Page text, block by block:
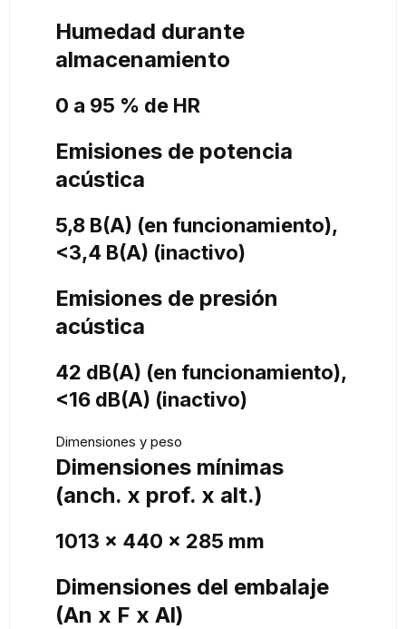
Humedad durante
almacenamiento
0 a 95 % de HR
Emisiones de potencia
acústica
5,8 B(A) (en funcionamiento),
<3,4 B(A) (inactivo)
Emisiones de presión
acústica
42 dB(A) (en funcionamiento),
<16 dB(A) (inactivo)
Dimensiones y peso
Dimensiones mínimas
(anch. x prof. x alt.)
1013 x 440 x 285 mm
Dimensiones del embalaje
(An x F x Al)